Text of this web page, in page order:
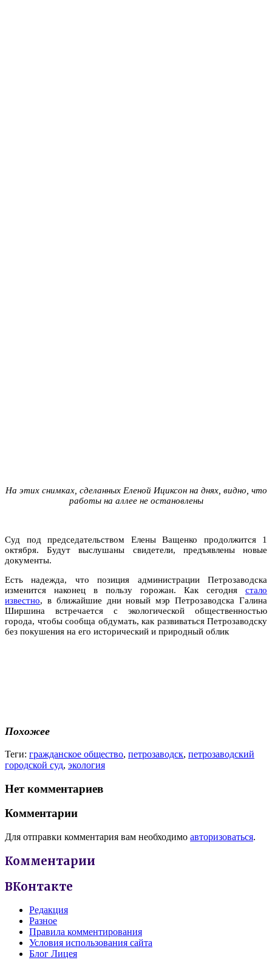
На этих снимках, сделанных Еленой Ициксон на днях, видно, что
работы на аллее не остановлены
Суд под председательством Елены Ващенко продолжится 1
октября. Будут выслушаны свидетели, предъявлены новые
документы.
Есть надежда, что позиция администрации Петрозаводска
изменится наконец в пользу горожан. Как сегодня стало
известно, в ближайшие дни новый мэр Петрозаводска Галина
Ширшина встречается с экологической общественностью
города, чтобы сообща обдумать, как развиваться Петрозаводску
без покушения на его исторический и природный облик
Похожее
Теги: гражданское общество, петрозаводск, петрозаводский
городской суд, экология
Нет комментариев
Комментарии
Для отправки комментария вам необходимо авторизоваться.
Комментарии
ВКонтакте
Редакция
Разное
Правила комментирования
Условия использования сайта
Блог Лицея